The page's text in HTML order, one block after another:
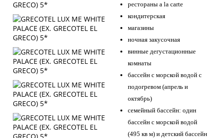
рестораны a la carte
кондитерская
магазины
ночная закусочная
винные дегустационные
комнаты
бассейн с морской водой с
подогревом (апрель и
октябрь)
семейный бассейн: один
бассейн с морской водой
(495 кв м) и детский бассейн